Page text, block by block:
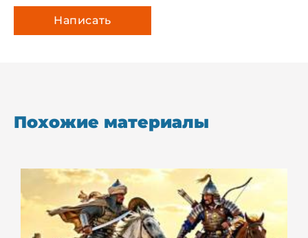
Похожие материалы